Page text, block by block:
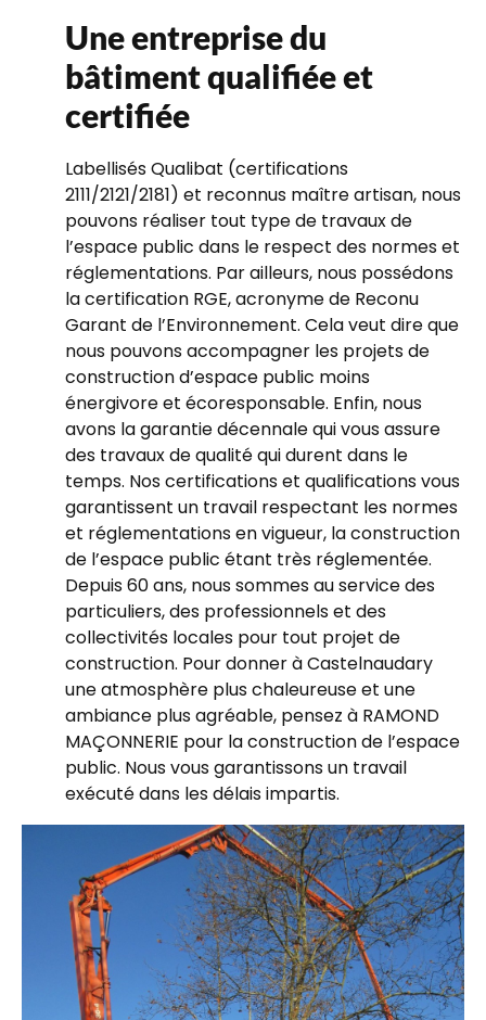
Une entreprise du
bâtiment qualifiée et
certifiée
Labellisés Qualibat (certifications
2111/2121/2181) et reconnus maître artisan, nous
pouvons réaliser tout type de travaux de
l’espace public dans le respect des normes et
réglementations. Par ailleurs, nous possédons
la certification RGE, acronyme de Reconu
Garant de l’Environnement. Cela veut dire que
nous pouvons accompagner les projets de
construction d’espace public moins
énergivore et écoresponsable. Enfin, nous
avons la garantie décennale qui vous assure
des travaux de qualité qui durent dans le
temps. Nos certifications et qualifications vous
garantissent un travail respectant les normes
et réglementations en vigueur, la construction
de l’espace public étant très réglementée.
Depuis 60 ans, nous sommes au service des
particuliers, des professionnels et des
collectivités locales pour tout projet de
construction. Pour donner à Castelnaudary
une atmosphère plus chaleureuse et une
ambiance plus agréable, pensez à RAMOND
MAÇONNERIE pour la construction de l’espace
public. Nous vous garantissons un travail
exécuté dans les délais impartis.